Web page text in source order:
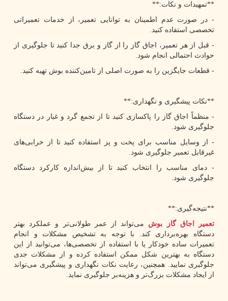
**تمهیدات و نکات:**
- در صورت عدم اطمینان به توانایی تعمیر، از خدمات تعمیراتی
تخصصی استفاده کنید.
- قبل از هر تعمیر، اجاق گاز را از گاز و برق جدا کنید تا جلوگیری از
حوادث احتمالی انجام شود.
- قطعات جایگزین را به صورت اصلی از تامین‌کننده بوش تهیه کنید.
**نکات پیشگیری و نگهداری:**
- منظماً اجاق گاز را پاکسازی کنید تا از تجمع گرد و غبار در دستگاه
جلوگیری شود.
- از وسایل مناسب برای پخت و پز استفاده کنید تا از خرابی‌های
غیرقابل تعمیر جلوگیری شود.
- دمای مناسب را انتخاب کنید تا از بیش‌اندازه کارکرد دستگاه
جلوگیری شود.
**نتیجه‌گیری:**
تعمیر اجاق گاز بوش می‌تواند از عمر طولانی‌تر و عملکرد بهتر
دستگاه بهره‌برداری کند. با توجه به تشخیص مشکلات و انجام
تعمیرات ساده خودکار یا با استفاده از تخصصی‌ها، می‌توانید از این
دستگاه به بهترین شکل ممکن استفاده کرده و از مشکلات جدی
جلوگیری نمایید. همچنین، رعایت نکات نگهداری و پیشگیری می‌تواند
از ایجاد مشکلات بزرگ‌تر و هزینه‌بر جلوگیری نماید.